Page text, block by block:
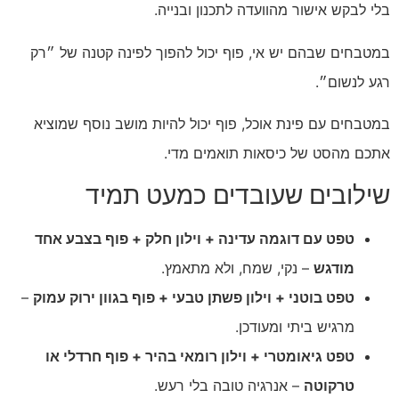
בלי לבקש אישור מהוועדה לתכנון ובנייה.
במטבחים שבהם יש אי, פוף יכול להפוך לפינה קטנה של ״רק
רגע לנשום״.
במטבחים עם פינת אוכל, פוף יכול להיות מושב נוסף שמוציא
אתכם מהסט של כיסאות תואמים מדי.
שילובים שעובדים כמעט תמיד
טפט עם דוגמה עדינה + וילון חלק + פוף בצבע אחד
מודגש – נקי, שמח, ולא מתאמץ.
טפט בוטני + וילון פשתן טבעי + פוף בגוון ירוק עמוק –
מרגיש ביתי ומעודכן.
טפט גיאומטרי + וילון רומאי בהיר + פוף חרדלי או
טרקוטה – אנרגיה טובה בלי רעש.